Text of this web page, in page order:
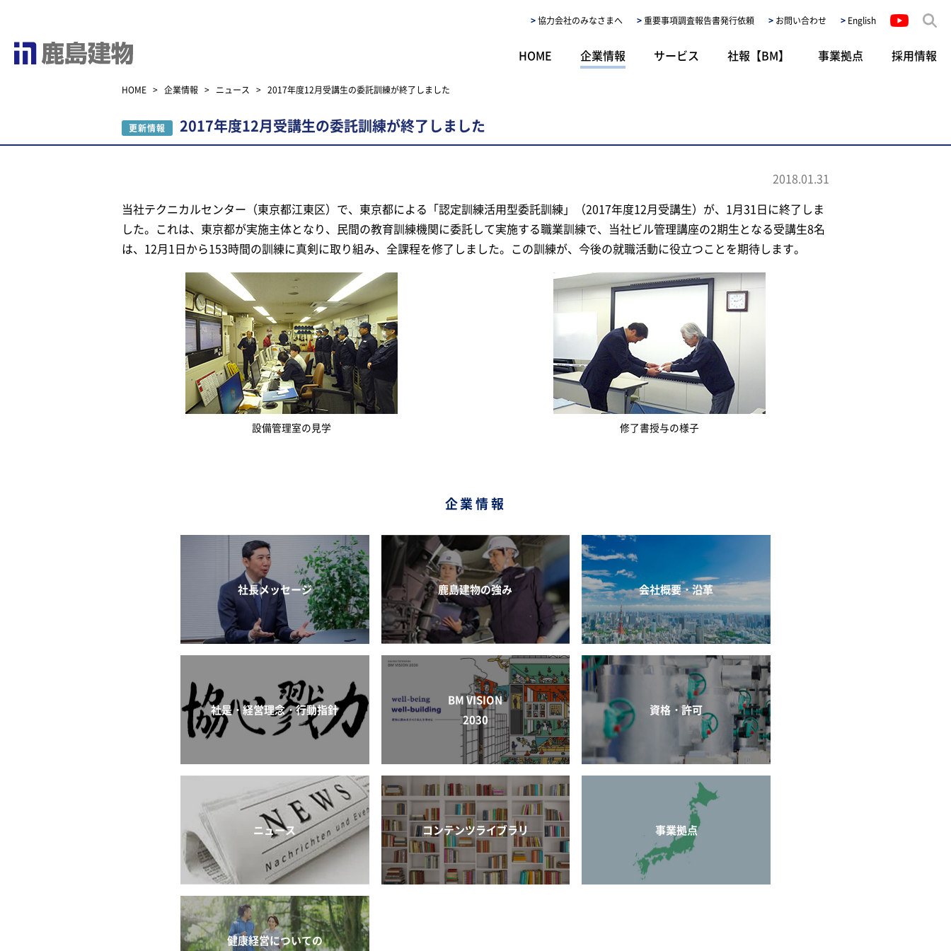
協力会社のみなさまへ 重要事項調査報告書発行依頼 お問い合わせ English
HOME 企業情報 サービス 社報【BM】 事業拠点 採用情報
HOME > 企業情報 > ニュース > 2017年度12月受講生の委託訓練が終了しました
更新情報 2017年度12月受講生の委託訓練が終了しました
2018.01.31
当社テクニカルセンター（東京都江東区）で、東京都による「認定訓練活用型委託訓練」（2017年度12月受講生）が、1月31日に終了しま
した。これは、東京都が実施主体となり、民間の教育訓練機関に委託して実施する職業訓練で、当社ビル管理講座の2期生となる受講生8名
は、12月1日から153時間の訓練に真剣に取り組み、全課程を修了しました。この訓練が、今後の就職活動に役立つことを期待します。
設備管理室の見学 修了書授与の様子
企業情報
社長メッセージ 鹿島建物の強み 会社概要・沿革
社是・経営理念・行動指針
BM VISION
2030
資格・許可
ニュース コンテンツライブラリ 事業拠点
健康経営についての